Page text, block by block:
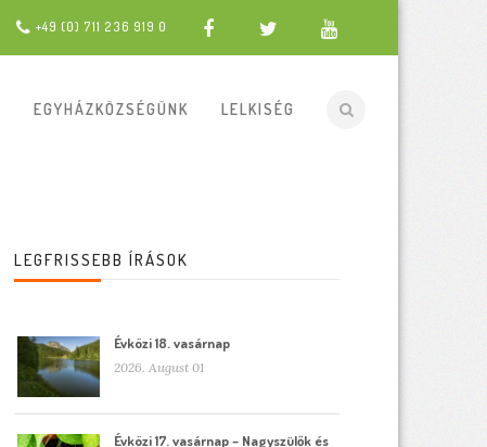
+49 (0) 711 236 919 0
EGYHÁZKÖZSÉGÜNK LELKISÉG
LEGFRISSEBB ÍRÁSOK
Évközi 18. vasárnap
2026. August 01
Évközi 17. vasárnap – Nagyszülők és